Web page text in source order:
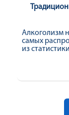
Алкоголизм
самых
из